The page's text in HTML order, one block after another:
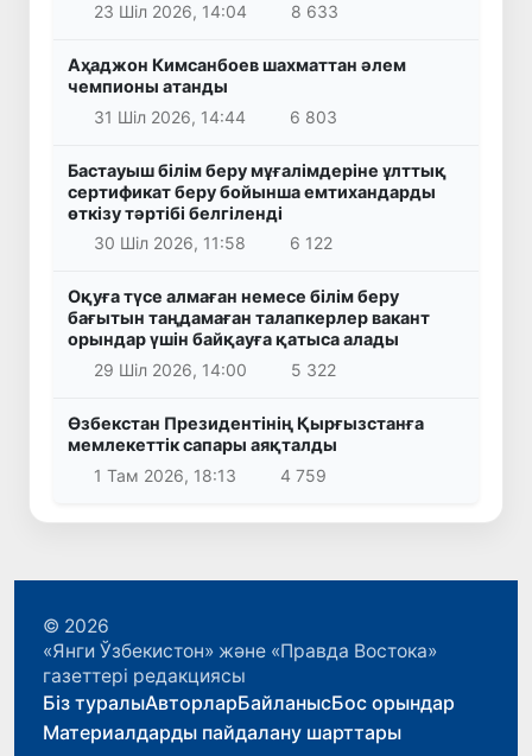
23 Шіл 2026, 14:04
8 633
Аҳаджон Кимсанбоев шахматтан әлем
чемпионы атанды
31 Шіл 2026, 14:44
6 803
Бастауыш білім беру мұғалімдеріне ұлттық
сертификат беру бойынша емтихандарды
өткізу тәртібі белгіленді
30 Шіл 2026, 11:58
6 122
Оқуға түсе алмаған немесе білім беру
бағытын таңдамаған талапкерлер вакант
орындар үшін байқауға қатыса алады
29 Шіл 2026, 14:00
5 322
Өзбекстан Президентінің Қырғызстанға
мемлекеттік сапары аяқталды
1 Там 2026, 18:13
4 759
© 2026
«Янги Ўзбекистон» және «Правда Востока»
газеттері редакциясы
Біз туралыАвторларБайланысБос орындар
Материалдарды пайдалану шарттары